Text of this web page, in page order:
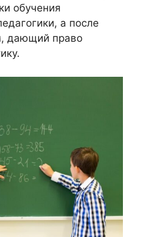
обучения
а после
дающий право